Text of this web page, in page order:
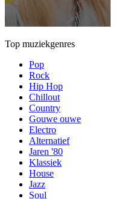
Top muziekgenres
Pop
Rock
Hip Hop
Chillout
Country
Gouwe ouwe
Electro
Alternatief
Jaren '80
Klassiek
House
Jazz
Soul